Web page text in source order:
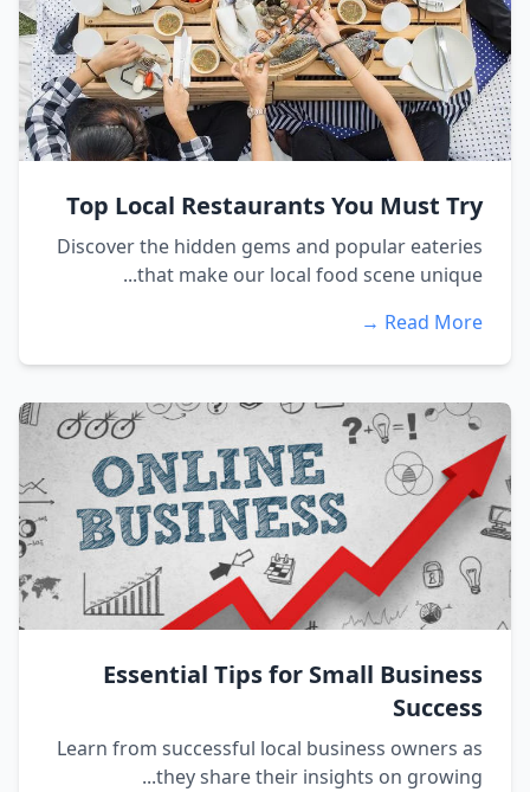
Top Local Restaurants You Must Try
Discover the hidden gems and popular eateries
that make our local food scene unique...
Read More →
Essential Tips for Small Business
Success
Learn from successful local business owners as
they share their insights on growing...